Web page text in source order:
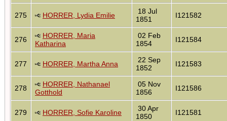
275 HORRER, Lydia Emilie
18 Jul
1851
I121582
276
HORRER, Maria
Katharina
02 Feb
1854
I121584
277 HORRER, Martha Anna
22 Sep
1852
I121583
278
HORRER, Nathanael
Gotthold
05 Nov
1856
I121586
279 HORRER, Sofie Karoline
30 Apr
1850
I121581